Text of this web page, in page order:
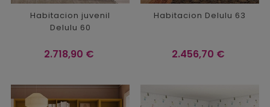
Habitacion juvenil
Delulu 60
Precio
2.718,90 €
Habitacion Delulu 63
Precio
2.456,70 €